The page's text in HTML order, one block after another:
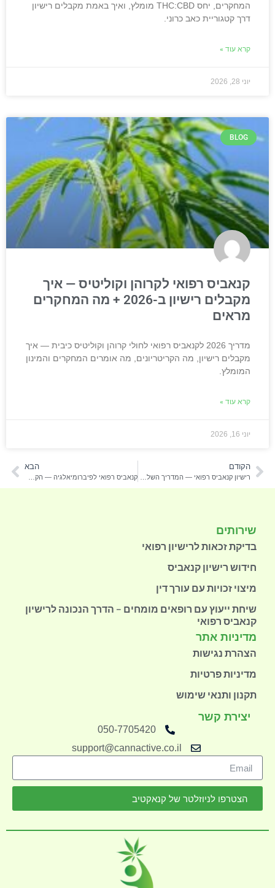
המחקרים, יחס THC:CBD מומלץ, ואיך באמת מקבלים רישיון
דרך קטגוריית כאב כרוני.
קרא עוד »
יוני 28, 2026
BLOG
קנאביס רפואי לקרוהן וקוליטיס — איך
מקבלים רישיון ב-2026 + מה המחקרים
מראים
מדריך 2026 לקנאביס רפואי לחולי קרוהן וקוליטיס כיבית — איך
מקבלים רישיון, מה הקריטריונים, מה אומרים המחקרים והמינון
המומלץ.
קרא עוד »
יוני 16, 2026
הקודם הבא
שירותים
בדיקת זכאות לרישיון רפואי
חידוש רישיון קנאביס
מיצוי זכויות עם עורך דין
שיחת ייעוץ עם רופאים מומחים – הדרך הנכונה לרישיון
קנאביס רפואי
מדיניות אתר
הצהרת נגישות
מדיניות פרטיות
תקנון ותנאי שימוש
יצירת קשר
050-7705420
support@cannactive.co.il
הצטרפו לניוזלטר של קנאקטיב